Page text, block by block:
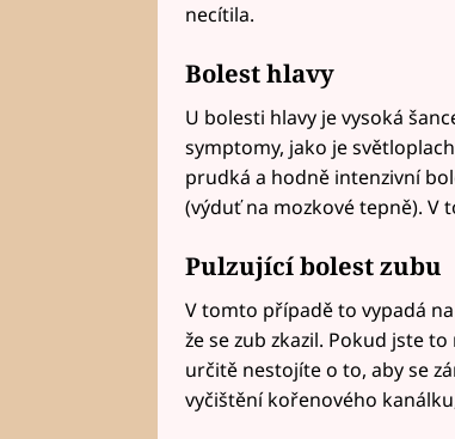
necítila.
Bolest hlavy
U bolesti hlavy je vysoká
symptomy, jako je
prudká a hodně intenzivní
(výduť na mozkové tepně). V
Pulzující bolest zubu
V tomto případě to vypadá
že se zub zkazil. Pokud jste
určitě nestojíte o to, aby se
vyčištění kořenového